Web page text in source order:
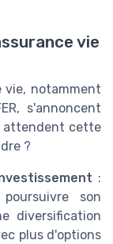
vie
vie, notamment
s'annoncent
attendent cette
?
:
poursuivre son
diversification
plus d'options